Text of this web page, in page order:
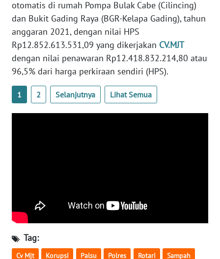
otomatis di rumah Pompa Bulak Cabe (Cilincing)
dan Bukit Gading Raya (BGR-Kelapa Gading), tahun
anggaran 2021, dengan nilai HPS
Rp12.852.613.531,09 yang dikerjakan CV.MJT
dengan nilai penawaran Rp12.418.832.214,80 atau
96,5% dari harga perkiraan sendiri (HPS).
1 2 Selanjutnya Lihat Semua
Tag:
Cv Mjt Korupsi Palsu Polres Rotari Sampah
WN
BABEL
WN
SUMBAR
WN
LAMPUNG
WN
JATENG